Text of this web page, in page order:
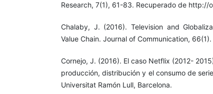
Research, 7(1), 61-83. Recuperado de
Chalaby, J. (2016). Television and
Value Chain. Journal of Communication, 66(1).
Cornejo, J. (2016). El caso Netflix (2012-
producción, distribución y el consumo de
Universitat Ramón Lull, Barcelona.